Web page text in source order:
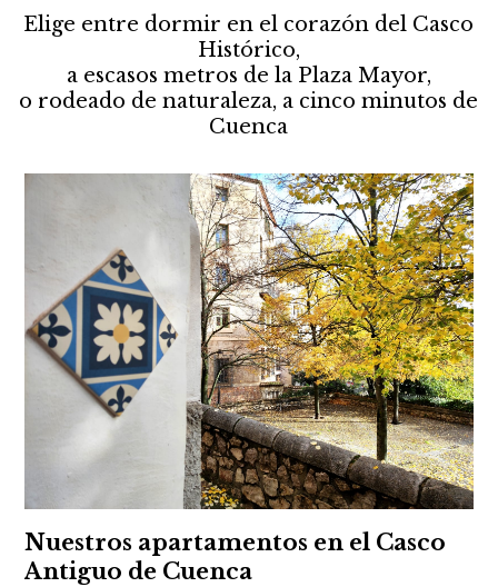
Elige entre dormir en el corazón del Casco
Histórico,
a escasos metros de la Plaza Mayor,
o rodeado de naturaleza, a cinco minutos de
Cuenca
Nuestros apartamentos en el Casco
Antiguo de Cuenca